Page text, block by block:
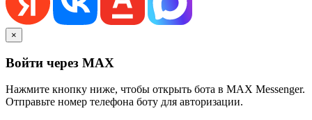
×
Войти через MAX
Нажмите кнопку ниже, чтобы открыть бота в MAX Messenger.
Отправьте номер телефона боту для авторизации.